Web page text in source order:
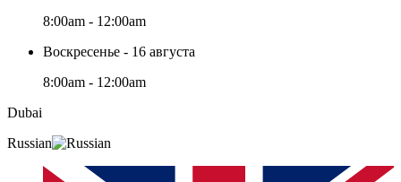
8:00am - 12:00am
Воскресенье - 16 августа
8:00am - 12:00am
Dubai
Russian